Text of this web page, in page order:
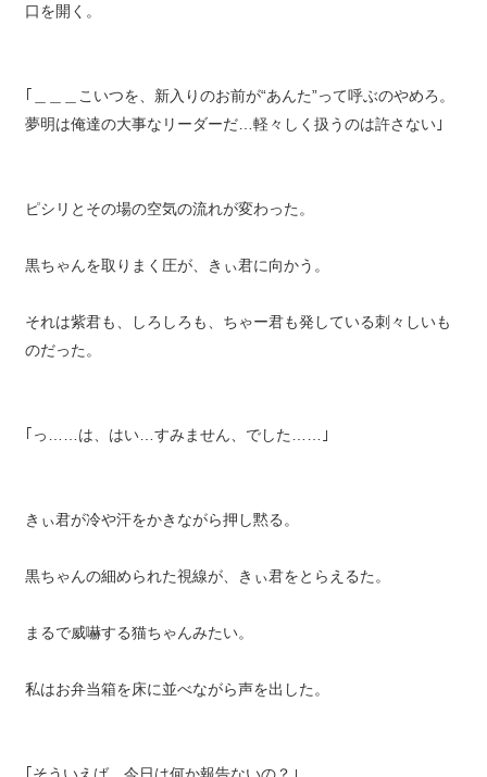
口を開く。
｢＿＿＿こいつを、新入りのお前が“あんた”って呼ぶのやめろ。
夢明は俺達の大事なリーダーだ…軽々しく扱うのは許さない｣
ピシリとその場の空気の流れが変わった。
黒ちゃんを取りまく圧が、きぃ君に向かう。
それは紫君も、しろしろも、ちゃー君も発している刺々しいも
のだった。
｢っ……は、はい…すみません、でした……｣
きぃ君が冷や汗をかきながら押し黙る。
黒ちゃんの細められた視線が、きぃ君をとらえるた。
まるで威嚇する猫ちゃんみたい。
私はお弁当箱を床に並べながら声を出した。